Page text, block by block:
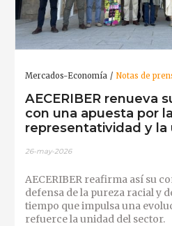
Mercados-Economía Notas de
AECERIBER renueva
con una apuesta por la
representatividad y
26-may-2026
AECERIBER reafirma así su
defensa de la pureza racial y
tiempo que impulsa una
refuerce la unidad del sector.